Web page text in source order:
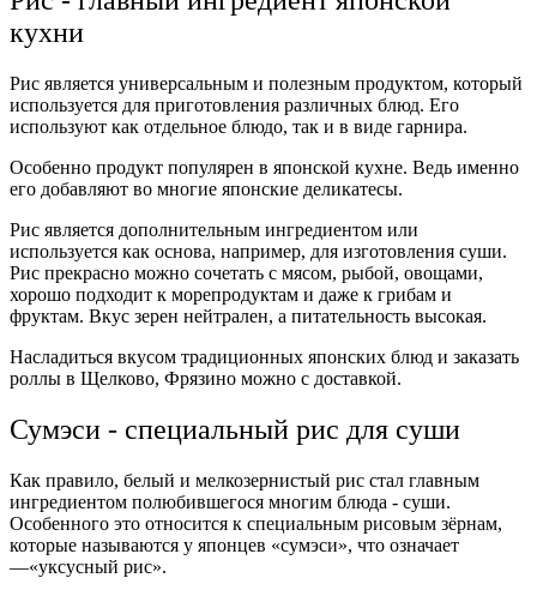
кухни
Рис является универсальным и полезным продуктом, который
используется для приготовления различных блюд. Его
используют как отдельное блюдо, так и в виде гарнира.
Особенно продукт популярен в японской кухне. Ведь именно
его добавляют во многие японские деликатесы.
Рис является дополнительным ингредиентом или
используется как основа, например, для изготовления суши.
Рис прекрасно можно сочетать с мясом, рыбой, овощами,
хорошо подходит к морепродуктам и даже к грибам и
фруктам. Вкус зерен нейтрален, а питательность высокая.
Насладиться вкусом традиционных японских блюд и заказать
роллы в Щелково, Фрязино можно с доставкой.
Сумэси - специальный рис для суши
Как правило, белый и мелкозернистый рис стал главным
ингредиентом полюбившегося многим блюда - суши.
Особенного это относится к специальным рисовым зёрнам,
которые называются у японцев «сумэси», что означает
—«уксусный рис».